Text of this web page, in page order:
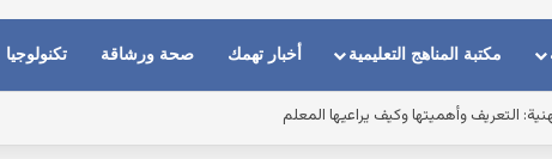
مكتبة المناهج التعليمية أخبار تهمك صحة ورشاقة تكنولوجيا
اختبار الرخصة المهنية: شرح المتوسط والوسيط والمنوال ..السعودية